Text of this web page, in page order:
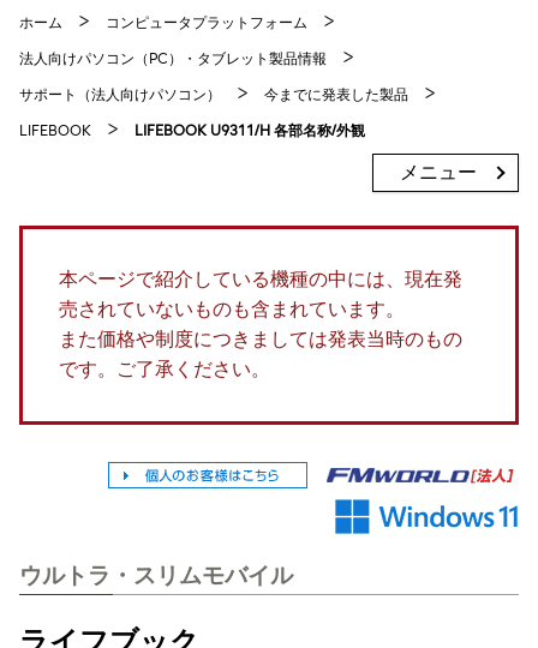
ホーム コンピュータプラットフォーム
法人向けパソコン（PC）・タブレット製品情報
サポート（法人向けパソコン） 今までに発表した製品
LIFEBOOK LIFEBOOK U9311/H 各部名称/外観
メニュー
本ページで紹介している機種の中には、現在発
売されていないものも含まれています。
また価格や制度につきましては発表当時のもの
です。ご了承ください。
ウルトラ・スリムモバイル